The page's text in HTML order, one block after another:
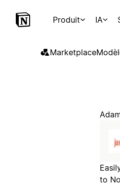
Produit IA
Marketplace
to